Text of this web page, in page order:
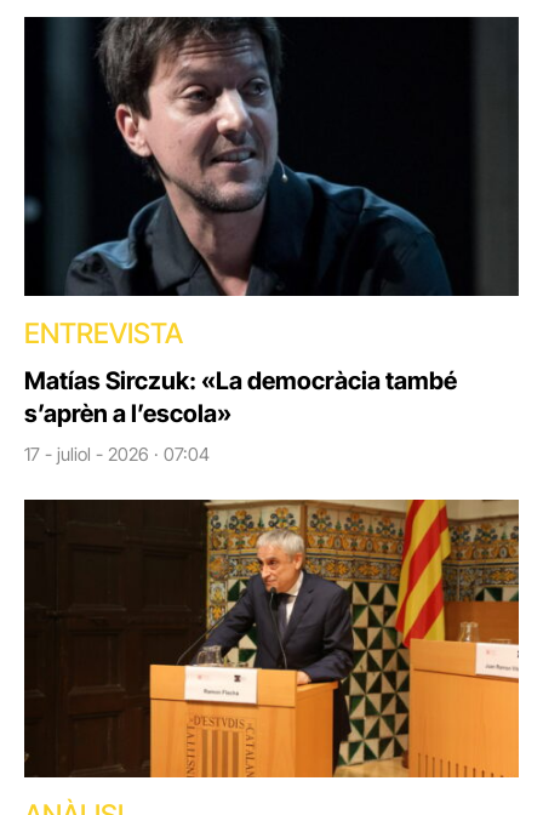
ENTREVISTA
Matías Sirczuk: «La democràcia també
s’aprèn a l’escola»
17 - juliol - 2026 · 07:04